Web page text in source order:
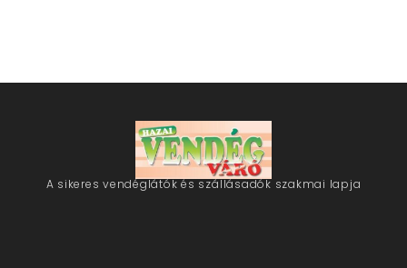
A sikeres vendéglátók és szállásadók szakmai lapja